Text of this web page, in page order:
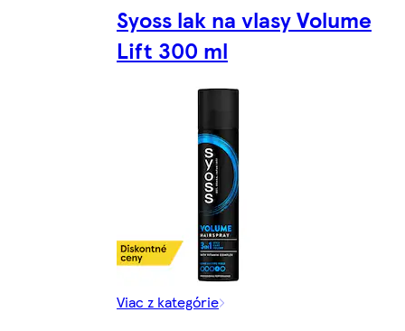
Syoss lak na vlasy Volume
Lift 300 ml
Viac z kategórie